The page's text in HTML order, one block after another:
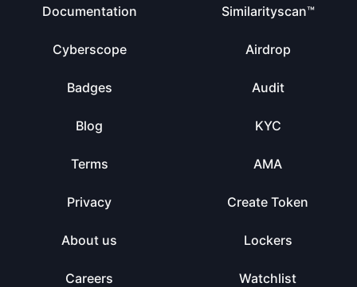
Documentation
Cyberscope
Badges
Blog
Terms
Privacy
About us
Careers
Similarityscan™
Airdrop
Audit
KYC
AMA
Create Token
Lockers
Watchlist